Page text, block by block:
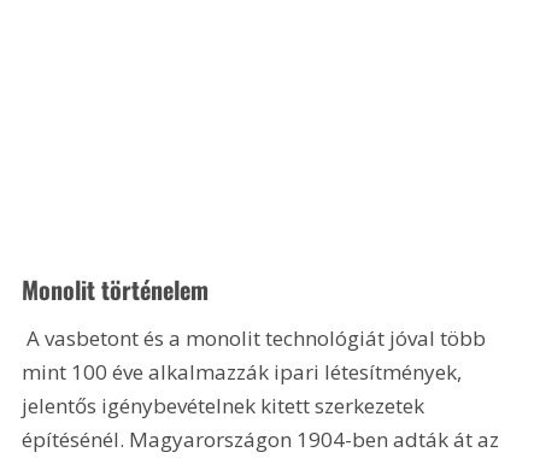
Monolit történelem
A vasbetont és a monolit technológiát jóval több
mint 100 éve alkalmazzák ipari létesítmények,
jelentős igénybevételnek kitett szerkezetek
építésénél. Magyarországon 1904-ben adták át az